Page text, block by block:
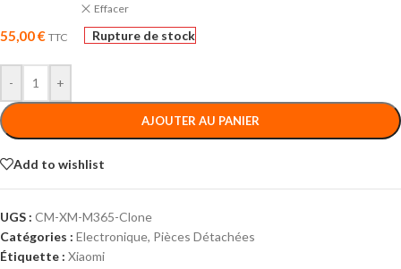
Effacer
55,00€ TTC Rupture de stock
- +
AJOUTER AU PANIER
Add to wishlist
UGS : CM-XM-M365-Clone
Catégories : Electronique, Pièces Détachées
Étiquette : Xiaomi